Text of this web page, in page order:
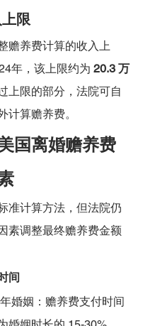
限
赡养费计算的收入上
年，该上限约为 20.3 万
上限的部分，法院可自
计算赡养费。
国离婚赡养费
准计算方法，但法院仍
素调整最终赡养费金额
间
婚姻：赡养费支付时间